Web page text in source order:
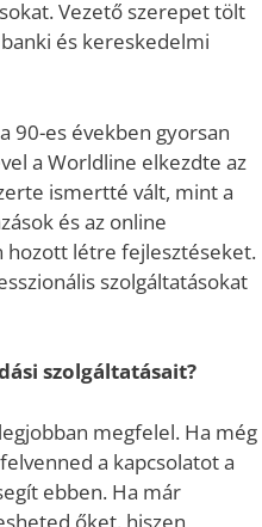
Vezető szerepet tölt
és kereskedelmi
90-es években gyorsan
a Worldline elkezdte az
ismertté vált, mint a
és az online
hozott létre fejlesztéseket.
szolgáltatásokat
szolgáltatásait?
megfelel. Ha még
a kapcsolatot a
ebben. Ha már
őket, hiszen